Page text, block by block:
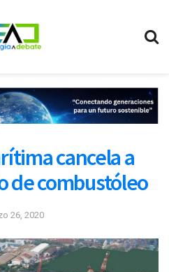
cancela a
de combustóleo
26, 2020